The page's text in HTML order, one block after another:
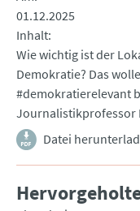
01.12.2025
Inhalt
Wie wichtig ist der
Demokratie? Das
#demokratierelevant
Journalistikprofessor
Datei